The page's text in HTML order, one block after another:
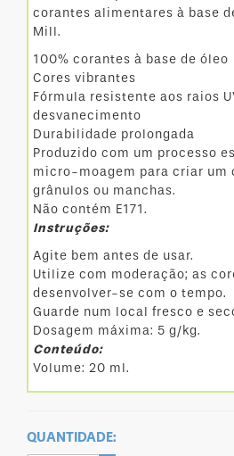
corantes alimentares à base
Mill.
100% corantes à base de óleo
Cores vibrantes
Fórmula resistente aos raios
desvanecimento
Durabilidade prolongada
Produzido com um processo
micro-moagem para criar um
grânulos ou manchas.
Não contém E171.
Instruções:
Agite bem antes de usar.
Utilize com moderação; as
desenvolver-se com o tempo.
Guarde num local fresco e
Dosagem máxima: 5 g/kg.
Conteúdo:
Volume: 20 ml.
QUANTIDADE: